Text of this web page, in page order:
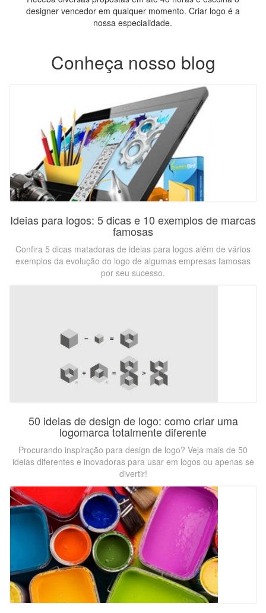
designer vencedor em qualquer momento. Criar logo é a
nossa especialidade.
Conheça nosso blog
Ideias para logos: 5 dicas e 10 exemplos de marcas
famosas
Confira 5 dicas matadoras de ideias para logos além de vários
exemplos da evolução do logo de algumas empresas famosas
por seu sucesso.
50 ideias de design de logo: como criar uma
logomarca totalmente diferente
Procurando inspiração para design de logo? Veja mais de 50
ideias diferentes e inovadoras para usar em logos ou apenas se
divertir!